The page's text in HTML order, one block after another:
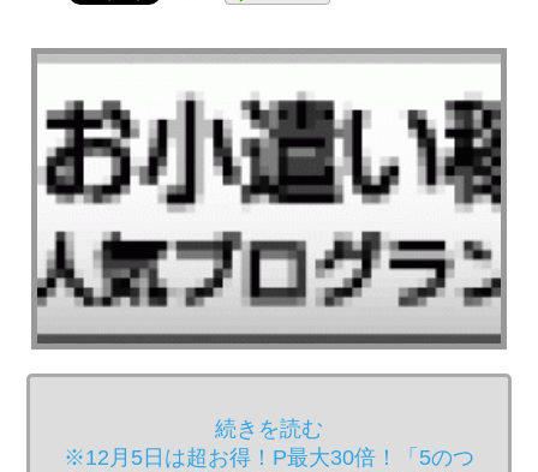
続きを読む
※12月5日は超お得！P最大30倍！「5のつ